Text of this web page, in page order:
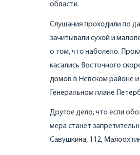
области.
Слушания проходили по
зачитывали сухой и
о том, что наболело.
касались Восточного
домов в Невском районе
Генеральном плане
Другое дело, что если
мера станет
Савушкина, 112,